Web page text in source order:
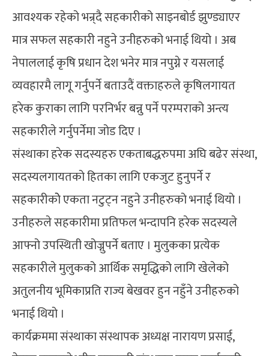
आवश्यक रहेको भन्र्दै सहकारीको साइनबोर्ड झुण्ड्याएर
मात्र सफल सहकारी नहुने उनीहरुको भनाई थियो । अब
नेपाललाई कृषि प्रधान देश भनेर मात्र नपुग्ने र यसलाई
व्यवहारमै लागू गर्नुपर्ने बताउदैं वक्ताहरुले कृषिलगायत
हरेक कुराका लागि परनिर्भर बन्नु पर्ने परम्पराको अन्त्य
सहकारीले गर्नुपर्नेमा जोड दिए ।
संस्थाका हरेक सदस्यहरु एकताबद्धरुपमा अघि बढेर संस्था,
सदस्यलगायतको हितका लागि एकजुट हुनुपर्ने र
सहकारीकोे एकता नटुट्न नहुने उनीहरुको भनाई थियो ।
उनीहरुले सहकारीमा प्रतिफल भन्दापनि हरेक सदस्यले
आफ्नो उपस्थिती खोज्नुपर्ने बताए । मुलुकका प्रत्येक
सहकारीले मुलुकको आर्थिक समृद्धिको लागि खेलेको
अतुलनीय भूमिकाप्रति राज्य बेखवर हुन नहुँने उनीहरुको
भनाई थियो ।
कार्यक्रममा संस्थाका संस्थापक अध्यक्ष नारायण प्रसाई,